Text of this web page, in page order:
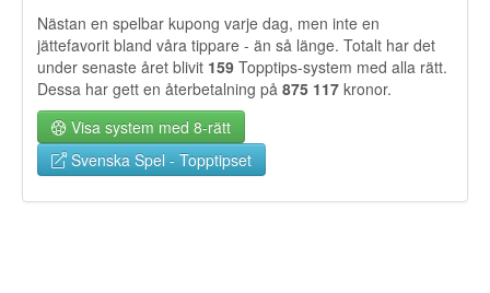
Nästan en spelbar kupong varje dag, men inte en
jättefavorit bland våra tippare - än så länge. Totalt har det
under senaste året blivit 159 Topptips-system med alla rätt.
Dessa har gett en återbetalning på 875 117 kronor.
Visa system med 8-rätt
Svenska Spel - Topptipset